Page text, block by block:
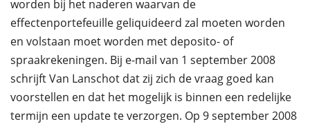
worden bij het naderen waarvan de
effectenportefeuille geliquideerd zal moeten worden
en volstaan moet worden met deposito- of
spraakrekeningen. Bij e-mail van 1 september 2008
schrijft Van Lanschot dat zij zich de vraag goed kan
voorstellen en dat het mogelijk is binnen een redelijke
termijn een update te verzorgen. Op 9 september 2008